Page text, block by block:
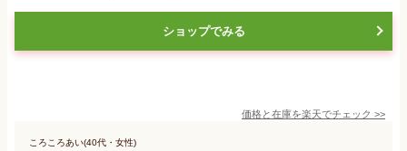
ショップでみる
価格と在庫を楽天でチェック >>
ころころあい(40代・女性)